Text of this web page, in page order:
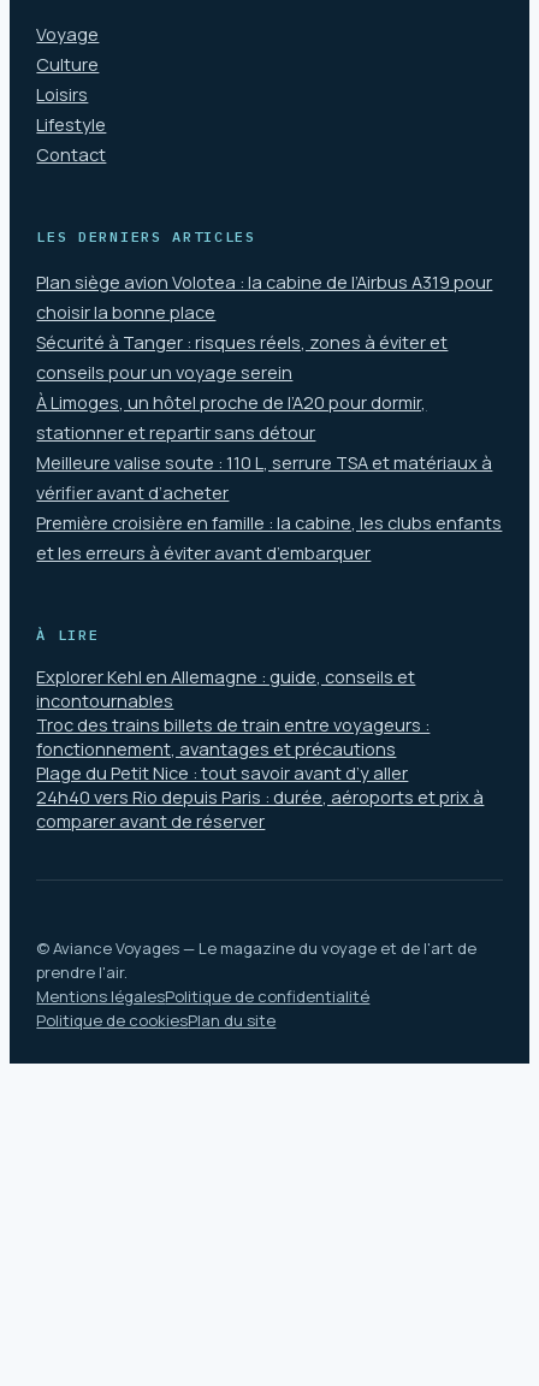
Voyage
Culture
Loisirs
Lifestyle
Contact
LES DERNIERS ARTICLES
Plan siège avion Volotea : la cabine de l’Airbus A319 pour
choisir la bonne place
Sécurité à Tanger : risques réels, zones à éviter et
conseils pour un voyage serein
À Limoges, un hôtel proche de l’A20 pour dormir,
stationner et repartir sans détour
Meilleure valise soute : 110 L, serrure TSA et matériaux à
vérifier avant d’acheter
Première croisière en famille : la cabine, les clubs enfants
et les erreurs à éviter avant d’embarquer
À LIRE
Explorer Kehl en Allemagne : guide, conseils et
incontournables
Troc des trains billets de train entre voyageurs :
fonctionnement, avantages et précautions
Plage du Petit Nice : tout savoir avant d’y aller
24h40 vers Rio depuis Paris : durée, aéroports et prix à
comparer avant de réserver
© Aviance Voyages — Le magazine du voyage et de l'art de
prendre l'air.
Mentions légalesPolitique de confidentialité
Politique de cookiesPlan du site